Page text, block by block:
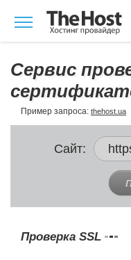
Сервис
Пример запроса: thehost.ua
Сайт:
Проверка SSL